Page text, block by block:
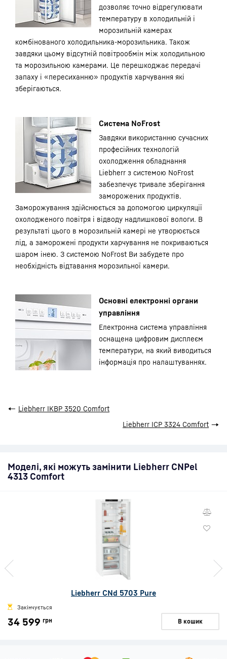
дозволяє точно відрегулювати
температуру в холодильній і
морозильній камерах
комбінованого холодильника-морозильника. Також
завдяки цьому відсутній повітрообмін між холодильною
та морозильною камерами. Це перешкоджає передачі
запаху і «пересиханню» продуктів харчування які
зберігаються.
Система NoFrost
Завдяки використанню сучасних
професійних технологій
охолодження обладнання
Liebherr з системою NoFrost
забезпечує тривале зберігання
заморожених продуктів.
Заморожування здійснюється за допомогою циркуляції
охолодженого повітря і відводу надлишкової вологи. В
результаті цього в морозильній камері не утворюється
лід, а заморожені продукти харчування не покриваються
шаром інею. З системою NoFrost Ви забудете про
необхідність відтавання морозильної камери.
Основні електронні органи
управління
Електронна система управління
оснащена цифровим дисплеєм
температури, на який виводиться
інформація про налаштуваннях.
← Liebherr IKBP 3520 Comfort
Liebherr ICP 3324 Comfort →
Моделі, які можуть замінити Liebherr CNPel
4313 Comfort
Liebherr CNd 5703 Pure
Закінчується
34 599 грн В кошик